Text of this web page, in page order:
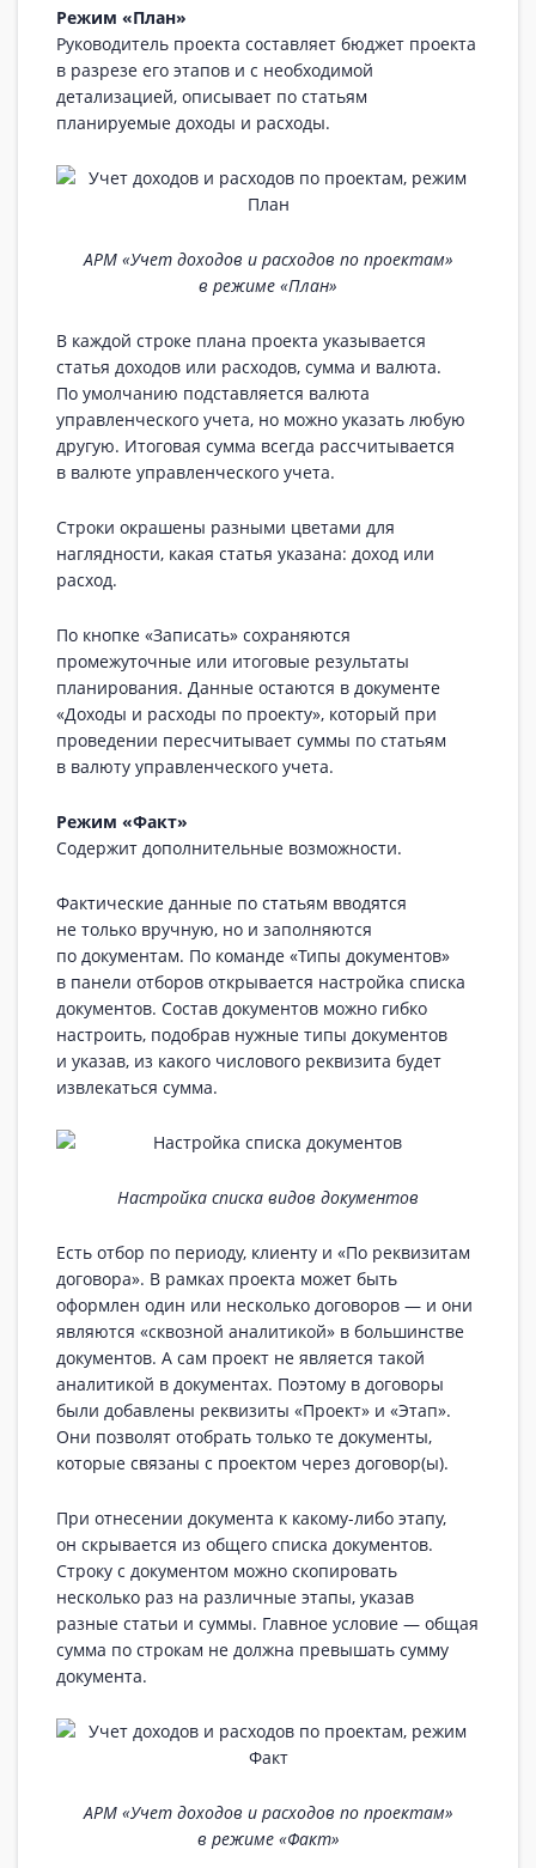
Режим «План»
Руководитель проекта составляет бюджет проекта
в разрезе его этапов и с необходимой
детализацией, описывает по статьям
планируемые доходы и расходы.
АРМ «Учет доходов и расходов по проектам»
в режиме «План»
В каждой строке плана проекта указывается
статья доходов или расходов, сумма и валюта.
По умолчанию подставляется валюта
управленческого учета, но можно указать любую
другую. Итоговая сумма всегда рассчитывается
в валюте управленческого учета.
Строки окрашены разными цветами для
наглядности, какая статья указана: доход или
расход.
По кнопке «Записать» сохраняются
промежуточные или итоговые результаты
планирования. Данные остаются в документе
«Доходы и расходы по проекту», который при
проведении пересчитывает суммы по статьям
в валюту управленческого учета.
Режим «Факт»
Содержит дополнительные возможности.
Фактические данные по статьям вводятся
не только вручную, но и заполняются
по документам. По команде «Типы документов»
в панели отборов открывается настройка списка
документов. Состав документов можно гибко
настроить, подобрав нужные типы документов
и указав, из какого числового реквизита будет
извлекаться сумма.
Настройка списка видов документов
Есть отбор по периоду, клиенту и «По реквизитам
договора». В рамках проекта может быть
оформлен один или несколько договоров — и они
являются «сквозной аналитикой» в большинстве
документов. А сам проект не является такой
аналитикой в документах. Поэтому в договоры
были добавлены реквизиты «Проект» и «Этап».
Они позволят отобрать только те документы,
которые связаны с проектом через договор(ы).
При отнесении документа к какому-либо этапу,
он скрывается из общего списка документов.
Строку с документом можно скопировать
несколько раз на различные этапы, указав
разные статьи и суммы. Главное условие — общая
сумма по строкам не должна превышать сумму
документа.
АРМ «Учет доходов и расходов по проектам»
в режиме «Факт»